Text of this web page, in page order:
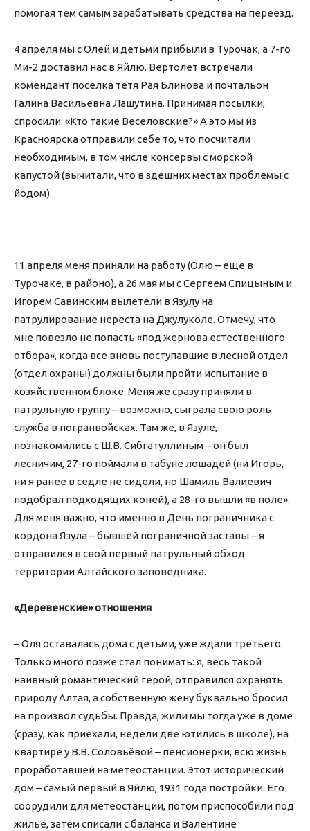
помогая тем самым зарабатывать средства на переезд.
4 апреля мы с Олей и детьми прибыли в Турочак, а 7-го
Ми-2 доставил нас в Яйлю. Вертолет встречали
комендант поселка тетя Рая Блинова и почтальон
Галина Васильевна Лашутина. Принимая посылки,
спросили: «Кто такие Веселовские?» А это мы из
Красноярска отправили себе то, что посчитали
необходимым, в том числе консервы с морской
капустой (вычитали, что в здешних местах проблемы с
йодом).
11 апреля меня приняли на работу (Олю – еще в
Турочаке, в районо), а 26 мая мы с Сергеем Спицыным и
Игорем Савинским вылетели в Язулу на
патрулирование нереста на Джулуколе. Отмечу, что
мне повезло не попасть «под жернова естественного
отбора», когда все вновь поступавшие в лесной отдел
(отдел охраны) должны были пройти испытание в
хозяйственном блоке. Меня же сразу приняли в
патрульную группу – возможно, сыграла свою роль
служба в погранвойсках. Там же, в Язуле,
познакомились с Ш.В. Сибгатуллиным – он был
лесничим, 27-го поймали в табуне лошадей (ни Игорь,
ни я ранее в седле не сидели, но Шамиль Валиевич
подобрал подходящих коней), а 28-го вышли «в поле».
Для меня важно, что именно в День пограничника с
кордона Язула – бывшей пограничной заставы – я
отправился в свой первый патрульный обход
территории Алтайского заповедника.
«Деревенские» отношения
– Оля оставалась дома с детьми, уже ждали третьего.
Только много позже стал понимать: я, весь такой
наивный романтический герой, отправился охранять
природу Алтая, а собственную жену буквально бросил
на произвол судьбы. Правда, жили мы тогда уже в доме
(сразу, как приехали, недели две ютились в школе), на
квартире у В.В. Соловьёвой – пенсионерки, всю жизнь
проработавшей на метеостанции. Этот исторический
дом – самый первый в Яйлю, 1931 года постройки. Его
соорудили для метеостанции, потом приспособили под
жилье, затем списали с баланса и Валентине